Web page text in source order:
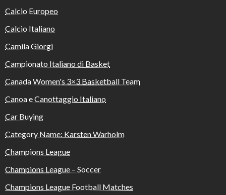
Calcio Europeo
Calcio Italiano
Camila Giorgi
Campionato Italiano di Basket
Canada Women's 3×3 Basketball Team
Canoa e Canottaggio Italiano
Car Buying
Category Name: Karsten Warholm
Champions League
Champions League – Soccer
Champions League Football Matches